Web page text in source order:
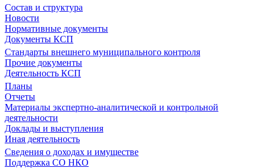
Состав и структура
Новости
Нормативные документы
Документы КСП
Стандарты внешнего муниципального контроля
Прочие документы
Деятельность КСП
Планы
Отчеты
Материалы экспертно-аналитической и контрольной
деятельности
Доклады и выступления
Иная деятельность
Сведения о доходах и имуществе
Поддержка СО НКО